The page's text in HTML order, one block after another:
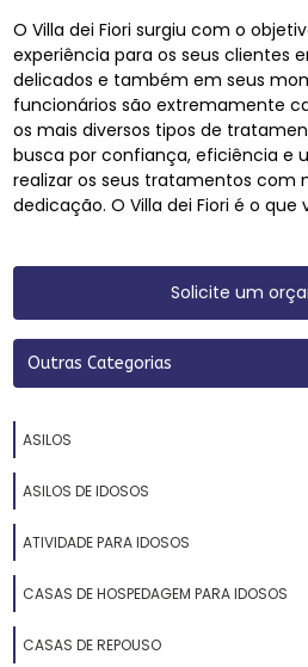
O Villa dei Fiori surgiu com o
experiência para os seus clientes
delicados e também em seus
funcionários são extremamente
os mais diversos tipos de
busca por confiança, eficiência e
realizar os seus tratamentos com
dedicação. O Villa dei Fiori é o que
Solicite um
Outras Categorias
ASILOS
ASILOS DE IDOSOS
ATIVIDADE PARA IDOSOS
CASAS DE HOSPEDAGEM PARA IDOSOS
CASAS DE REPOUSO